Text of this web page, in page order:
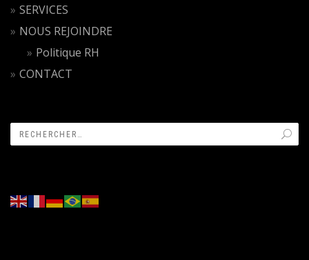
SERVICES
NOUS REJOINDRE
Politique RH
CONTACT